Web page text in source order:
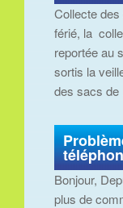
Collecte
férié, la
reportée au
sortis la
des sacs
Bonjour,
plus de